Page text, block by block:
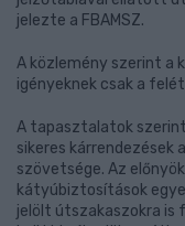
jelezte a FBAMSZ.
A közlemény szerint a
igényeknek csak a
A tapasztalatok
sikeres kárrendezések
szövetsége. Az
kátyúbiztosítások
jelölt útszakaszokra is